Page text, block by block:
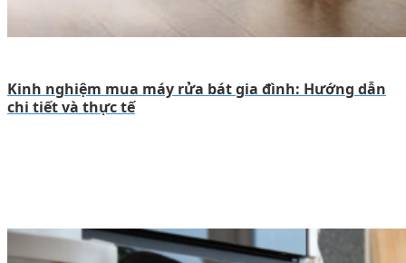
Kinh nghiệm mua máy rửa bát gia đình: Hướng dẫn
chi tiết và thực tế